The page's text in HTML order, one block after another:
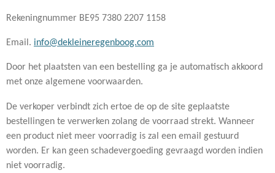
Rekeningnummer BE95 7380 2207 1158
Email. info@dekleineregenboog.com
Door het plaatsten van een bestelling ga je automatisch akkoord
met onze algemene voorwaarden.
De verkoper verbindt zich ertoe de op de site geplaatste
bestellingen te verwerken zolang de voorraad strekt. Wanneer
een product niet meer voorradig is zal een email gestuurd
worden. Er kan geen schadevergoeding gevraagd worden indien
niet voorradig.